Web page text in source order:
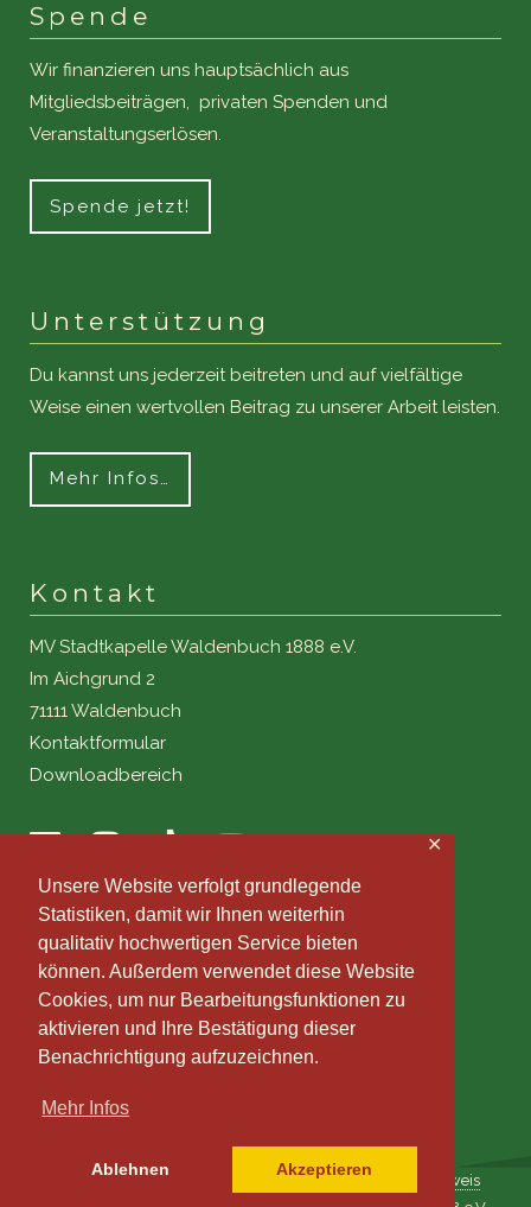
Unsere Website verfolgt grundlegende
Statistiken, damit wir Ihnen weiterhin
qualitativ hochwertigen Service bieten
können. Außerdem verwendet diese Website
Cookies, um nur Bearbeitungsfunktionen zu
aktivieren und Ihre Bestätigung dieser
Benachrichtigung aufzuzeichnen.
Mehr Infos
Ablehnen Akzeptieren
✕
Spende
Wir finanzieren uns hauptsächlich aus
Mitgliedsbeiträgen, privaten Spenden und
Veranstaltungserlösen.
Spende jetzt!
Unterstützung
Du kannst uns jederzeit beitreten und auf vielfältige
Weise einen wertvollen Beitrag zu unserer Arbeit leisten.
Mehr Infos…
Kontakt
MV Stadtkapelle Waldenbuch 1888 e.V.
Im Aichgrund 2
71111 Waldenbuch
Kontaktformular
Downloadbereich
Impressum|Datenschutz Datenmanagement
Fotohinweis